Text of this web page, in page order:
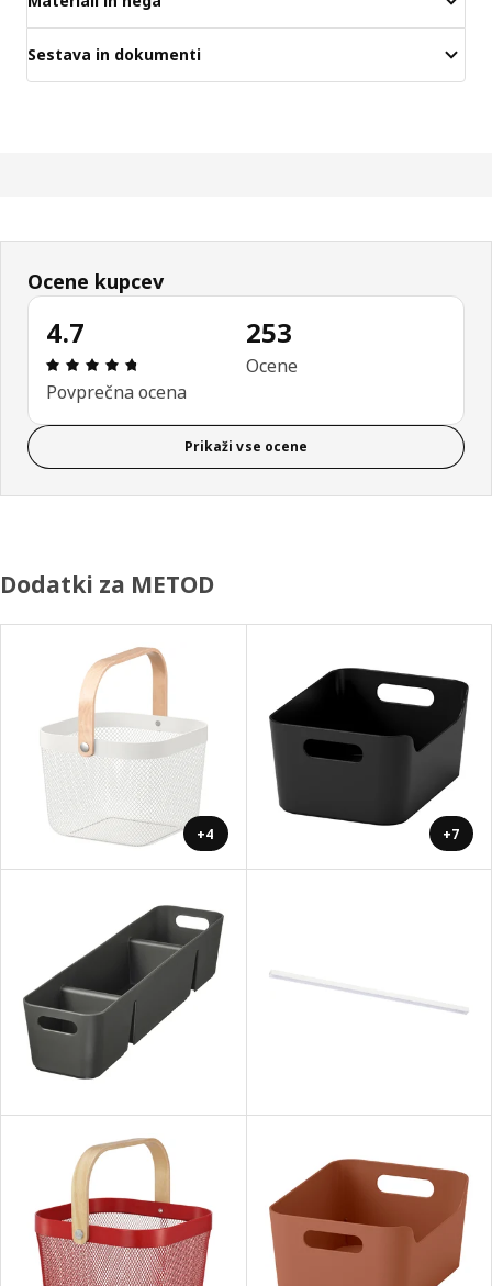
Sestava in dokumenti
Ocene kupcev
4.7
Ocena in komentar: 4.7 od skupno 5 zvezdic.
Povprečna ocena
253
Ocene
Prikaži vse ocene
Dodatki za METOD
+4 +7